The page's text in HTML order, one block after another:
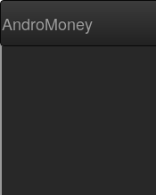
AndroMoney